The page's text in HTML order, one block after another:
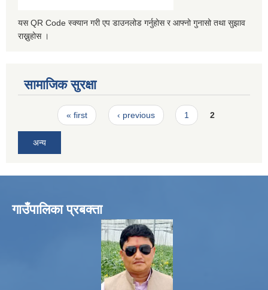
यस QR Code स्क्यान गरी एप डाउनलोड गर्नुहोस र आफ्नो गुनासो तथा सुझाव
राख्नुहोस ।
सामाजिक सुरक्षा
Pages« first ‹ previous 1 2
अन्य
गाउँपालिका प्रबक्ता